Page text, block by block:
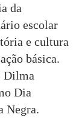
da
escolar
e cultura
básica.
Dilma
Dia
Negra.